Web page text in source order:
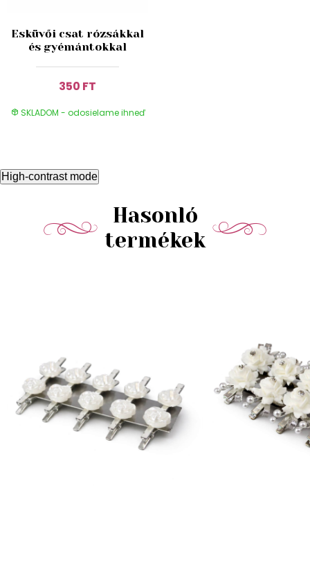
Esküvői csat rózsákkal
és gyémántokkal
350 FT
SKLADOM - odosielame ihneď
High-contrast mode
Hasonló
termékek